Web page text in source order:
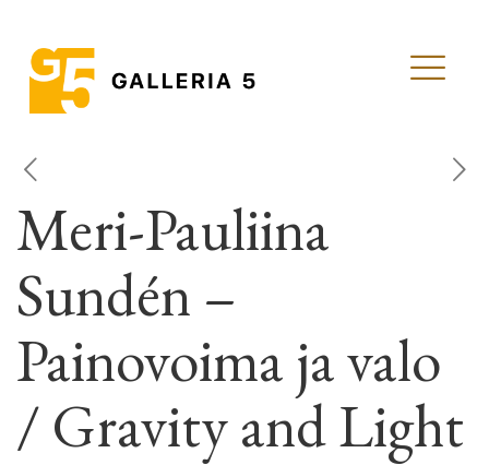
Meri-Pauliina
Sundén –
Painovoima ja valo
/ Gravity and Light